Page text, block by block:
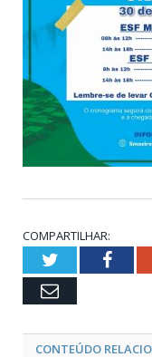
COMPARTILHAR:
Twitter
Email
CONTEÚDO